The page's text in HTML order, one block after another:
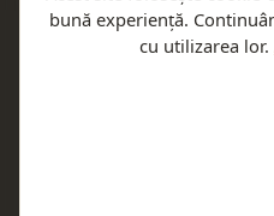
Comenzile mele
bună experiență.
cu utilizarea lor.